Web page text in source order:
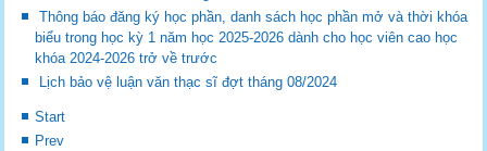
Thông báo đăng ký học phần, danh sách học phần mở và thời khóa
biểu trong học kỳ 1 năm học 2025-2026 dành cho học viên cao học
khóa 2024-2026 trở về trước
Lịch bảo vệ luận văn thạc sĩ đợt tháng 08/2024
Start
Prev